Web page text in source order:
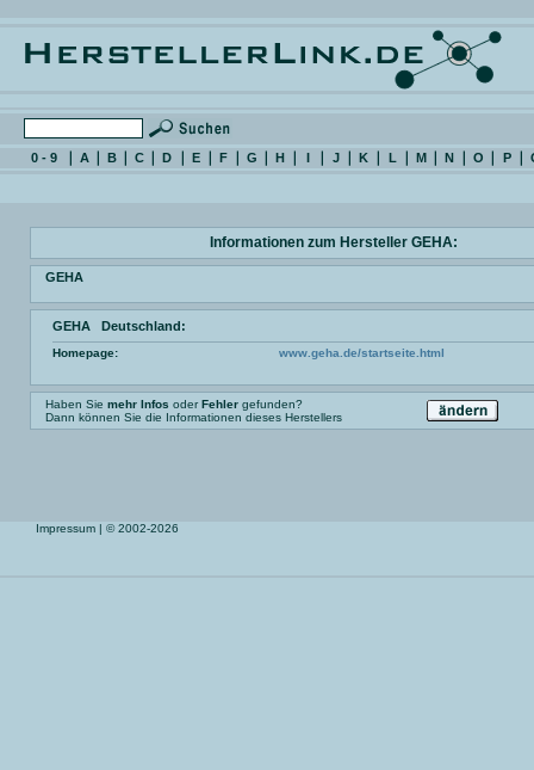
0 - 9 A B C D E F G H I J K L M N O P
Informationen zum Hersteller GEHA:
GEHA
GEHA Deutschland:
Homepage: www.geha.de/startseite.html
Haben Sie mehr Infos oderFehler gefunden?
Dann können Sie die Informationen dieses Herstellers
Impressum | © 2002-2026